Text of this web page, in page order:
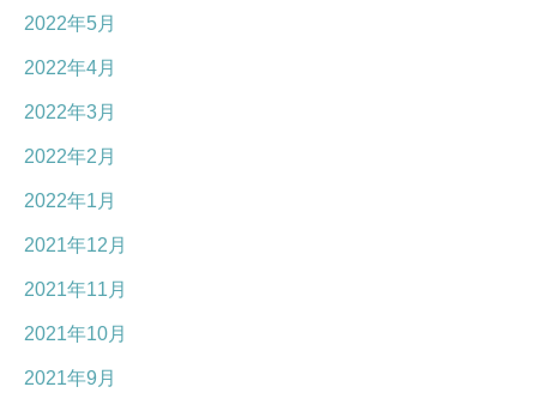
2022年5月
2022年4月
2022年3月
2022年2月
2022年1月
2021年12月
2021年11月
2021年10月
2021年9月